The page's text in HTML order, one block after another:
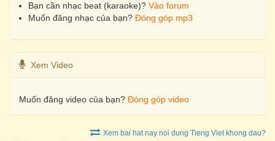
Bạn cần nhạc beat (karaoke)? Vào forum
Muốn đăng nhạc của bạn? Đóng góp mp3
Xem Video
Muốn đăng video của bạn? Đóng góp video
Xem bai hat nay noi dung Tieng Viet khong dau?